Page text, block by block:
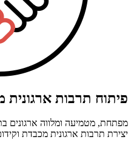
פיתוח תרבות ארגונית
מפתחת, מטמיעה ומלווה ארגונים
יצירת תרבות ארגונית מכבדת